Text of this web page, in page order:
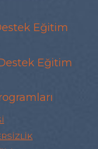
Eğitim
Eğitim